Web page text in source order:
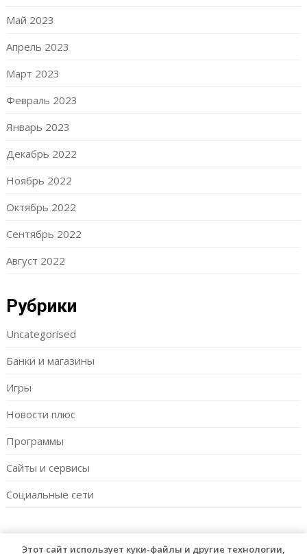
Май 2023
Апрель 2023
Март 2023
Февраль 2023
Январь 2023
Декабрь 2022
Ноябрь 2022
Октябрь 2022
Сентябрь 2022
Август 2022
Рубрики
Uncategorised
Банки и магазины
Игры
Новости плюс
Программы
Сайты и сервисы
Социальные сети
Этот сайт использует куки-файлы и другие технологии,